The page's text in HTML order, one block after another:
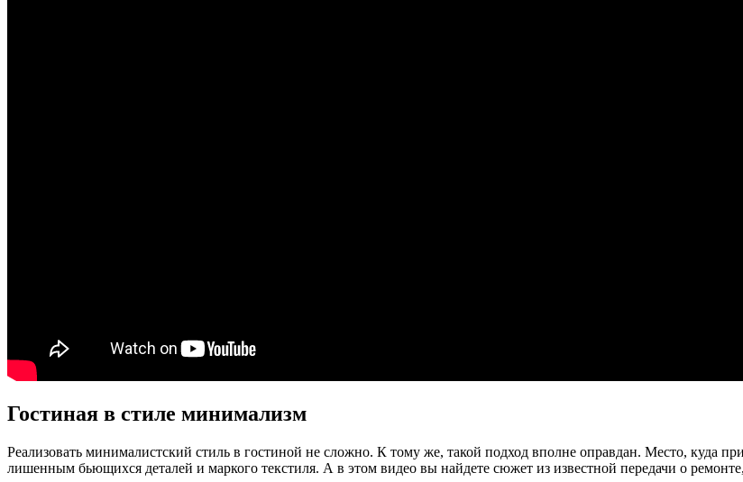
Гостиная в стиле минимализм
Реализовать минималистский стиль в гостиной не сложно. К тому же, такой подход вполне оправдан. Место, куда
лишенным бьющихся деталей и маркого текстиля. А в этом видео вы найдете сюжет из известной передачи о